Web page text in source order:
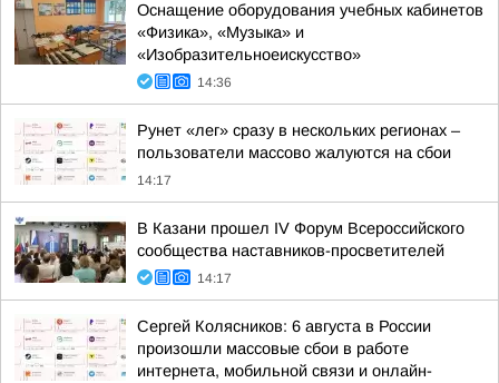
Оснащение оборудования учебных кабинетов
«Физика», «Музыка» и
«Изобразительноеискусство»
14:36
Рунет «лег» сразу в нескольких регионах –
пользователи массово жалуются на сбои
14:17
В Казани прошел IV Форум Всероссийского
сообщества наставников-просветителей
14:17
Сергей Колясников: 6 августа в России
произошли массовые сбои в работе
интернета, мобильной связи и онлайн-